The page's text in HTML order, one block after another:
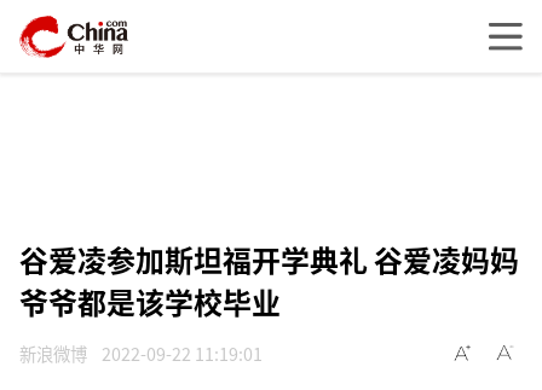
谷爱凌参加斯坦福开学典礼 谷爱凌妈妈
爷爷都是该学校毕业
新浪微博 2022-09-22 11:19:01